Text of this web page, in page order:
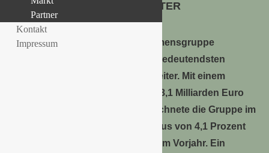
WÄCHST WEITER
Die Unternehmensgruppe
Tengelmann, eines der weltweit bedeutendsten
Handelsunternehmen, wächst weiter. Mit einem
konsolidierten Nettoumsatz von 8,1 Milliarden Euro
(2018: 7,8 Milliarden Euro) verzeichnete die Gruppe im
Geschäftsjahr 2019 ein Umsatzplus von 4,1 Prozent
(2018: 4,7 Prozent) gegenüber dem Vorjahr. Ein
Partner
Kontakt
Impressum